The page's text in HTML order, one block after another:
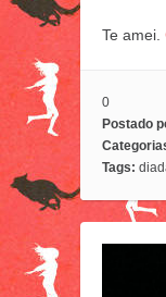
Te amei.
0
Postado
Tags: